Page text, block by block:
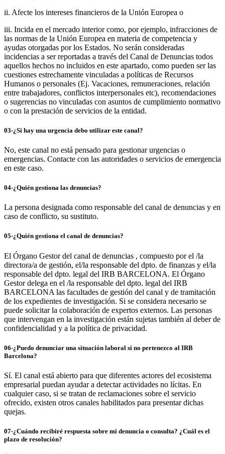
ii. Afecte los intereses financieros de la Unión Europea o
iii. Incida en el mercado interior como, por ejemplo, infracciones de
las normas de la Unión Europea en materia de competencia y
ayudas otorgadas por los Estados. No serán consideradas
incidencias a ser reportadas a través del Canal de Denuncias todos
aquellos hechos no incluidos en este apartado, como pueden ser las
cuestiones estrechamente vinculadas a políticas de Recursos
Humanos o personales (Ej. Vacaciones, remuneraciones, relación
entre trabajadores, conflictos interpersonales etc), recomendaciones
o sugerencias no vinculadas con asuntos de cumplimiento normativo
o con la prestación de servicios de la entidad.
03-¿Si hay una urgencia debo utilizar este canal?
No, este canal no está pensado para gestionar urgencias o
emergencias. Contacte con las autoridades o servicios de emergencia
en este caso.
04-¿Quién gestiona las denuncias?
La persona designada como responsable del canal de denuncias y en
caso de conflicto, su sustituto.
05-¿Quién gestiona el canal de denuncias?
El Órgano Gestor del canal de denuncias , compuesto por el /la
directora/a de gestión, el/la responsable del dpto. de finanzas y el/la
responsable del dpto. legal del IRB BARCELONA. El Órgano
Gestor delega en el /la responsable del dpto. legal del IRB
BARCELONA las facultades de gestión del canal y de tramitación
de los expedientes de investigación. Si se considera necesario se
puede solicitar la colaboración de expertos externos. Las personas
que intervengan en la investigación están sujetas también al deber de
confidencialidad y a la política de privacidad.
06-¿Puedo denunciar una situación laboral si no pertenezco al IRB
Barcelona?
Sí. El canal está abierto para que diferentes actores del ecosistema
empresarial puedan ayudar a detectar actividades no lícitas. En
cualquier caso, si se tratan de reclamaciones sobre el servicio
ofrecido, existen otros canales habilitados para presentar dichas
quejas.
07-¿Cuándo recibiré respuesta sobre mi denuncia o consulta? ¿Cuál es el
plazo de resolución?